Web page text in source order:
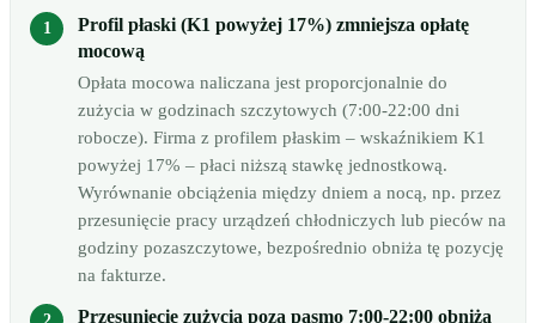
Profil płaski (K1 powyżej 17%) zmniejsza opłatę
mocową
Opłata mocowa naliczana jest proporcjonalnie do
zużycia w godzinach szczytowych (7:00-22:00 dni
robocze). Firma z profilem płaskim – wskaźnikiem K1
powyżej 17% – płaci niższą stawkę jednostkową.
Wyrównanie obciążenia między dniem a nocą, np. przez
przesunięcie pracy urządzeń chłodniczych lub pieców na
godziny pozaszczytowe, bezpośrednio obniża tę pozycję
na fakturze.
Przesunięcie zużycia poza pasmo 7:00-22:00 obniża